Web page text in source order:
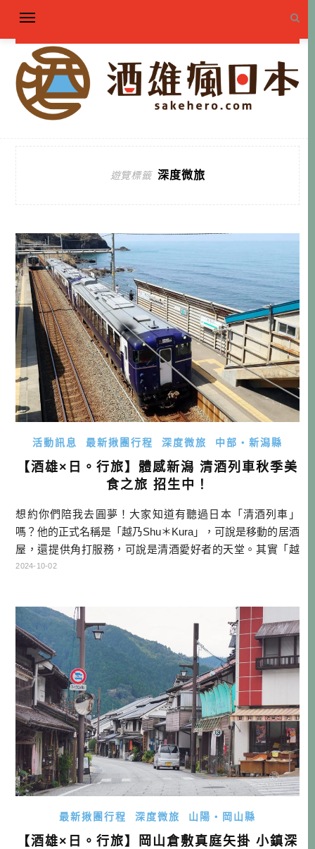
遊覽標籤 深度微旅
活動訊息 最新揪團行程 深度微旅 中部・新潟縣
【酒雄×日。行旅】體感新潟 清酒列車秋季美
食之旅 招生中！
想約你們陪我去圓夢！大家知道有聽過日本「清酒列車」
嗎？他的正式名稱是「越乃Shu＊Kura」，可說是移動的居酒
屋，還提供角打服務，可說是清酒愛好者的天堂。其實「越
乃Shu＊Kura」已經運行了有10年之久，這十年我從一個普通
然還沒搭過清酒列車。我想是時候了，就選在今年生日，就
是我圓夢之時！ ＊ […]…
2024-10-02
最新揪團行程 深度微旅 山陽・岡山縣
【酒雄×日。行旅】岡山倉敷真庭矢掛 小鎮深